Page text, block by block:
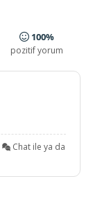
100%
pozitif yorum
Chat ile ya da